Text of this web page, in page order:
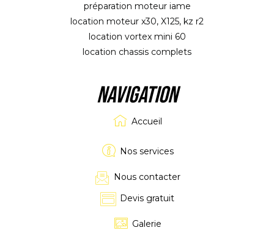
préparation moteur iame
location moteur x30, X125, kz r2
location vortex mini 60
location chassis complets
NAVIGATION
Accueil
Nos services
Nous contacter
Devis gratuit
Galerie